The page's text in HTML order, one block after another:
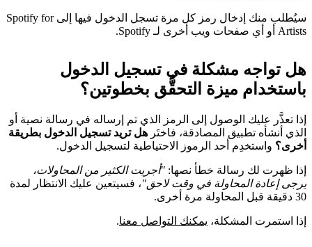
سيُطلب منك إدخال رمز كل مرة تسجل الدخول فيها إلى Spotify for
Artists أو أي صفحات ويب أخرى لـ Spotify.
هل تواجه مشكلة في تسجيل الدخول
باستخدام ميزة التحقُّق بخطوتين؟
إذا تعذَّر عليك الوصول إلى الرمز الذي تم إرساله في رسالة نصية أو
الذي أنشأه تطبيق المصادقة، فاختَر هل تريد تسجيل الدخول بطريقة
أخرى؟ واستخدِم أحد الرموز الاحتياطية لتسجيل الدخول.
إذا ظهرت لك رسالة خطأ نصها: "أجريت الكثير من المحاولات،
يرجى إعادة المحاولة في وقت لاحق"، فسيتعين عليك الانتظار لمدة
30 دقيقة قبل المحاولة مرة أخرى.
إذا استمرت المشكلة، يمكنك التواصل معنا.